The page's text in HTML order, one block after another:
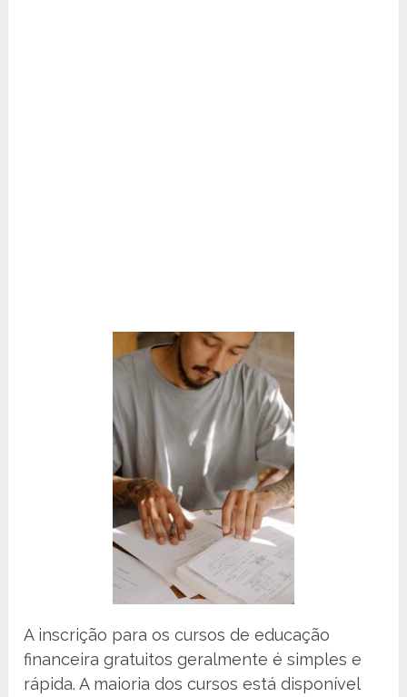
A inscrição para os cursos de educação
financeira gratuitos geralmente é simples e
rápida. A maioria dos cursos está disponível